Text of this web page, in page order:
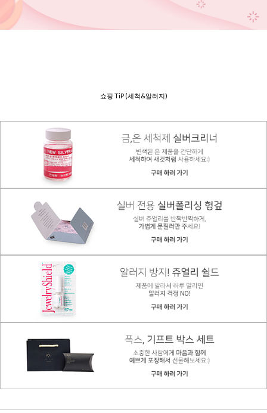
쇼핑 TiP (세척&알러지)